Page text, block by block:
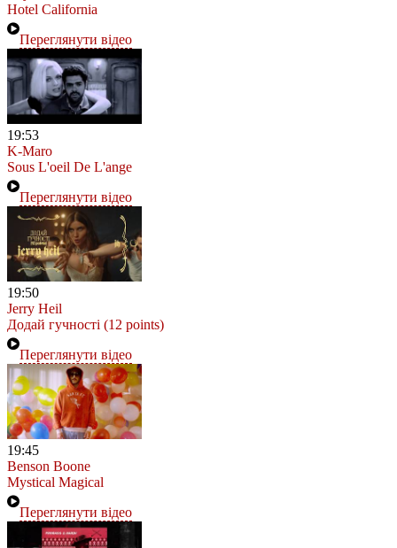
Hotel California
Переглянути відео
19:53
K-Maro
Sous L'oeil De L'ange
Переглянути відео
19:50
Jerry Heil
Додай гучності (12 points)
Переглянути відео
19:45
Benson Boone
Mystical Magical
Переглянути відео